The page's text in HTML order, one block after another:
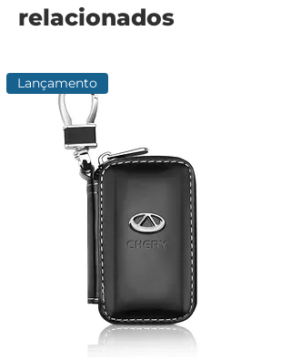
relacionados
Lançamento